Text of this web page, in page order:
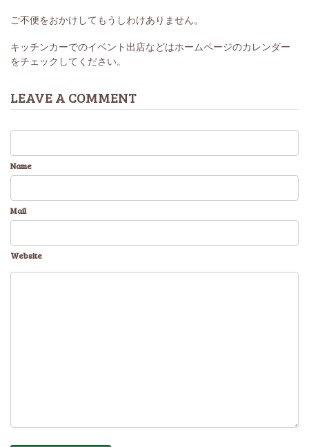
ご不便をおかけしてもうしわけありません。
キッチンカーでのイベント出店などはホームページのカレンダー
をチェックしてください。
LEAVE A COMMENT
Name
Mail
Website